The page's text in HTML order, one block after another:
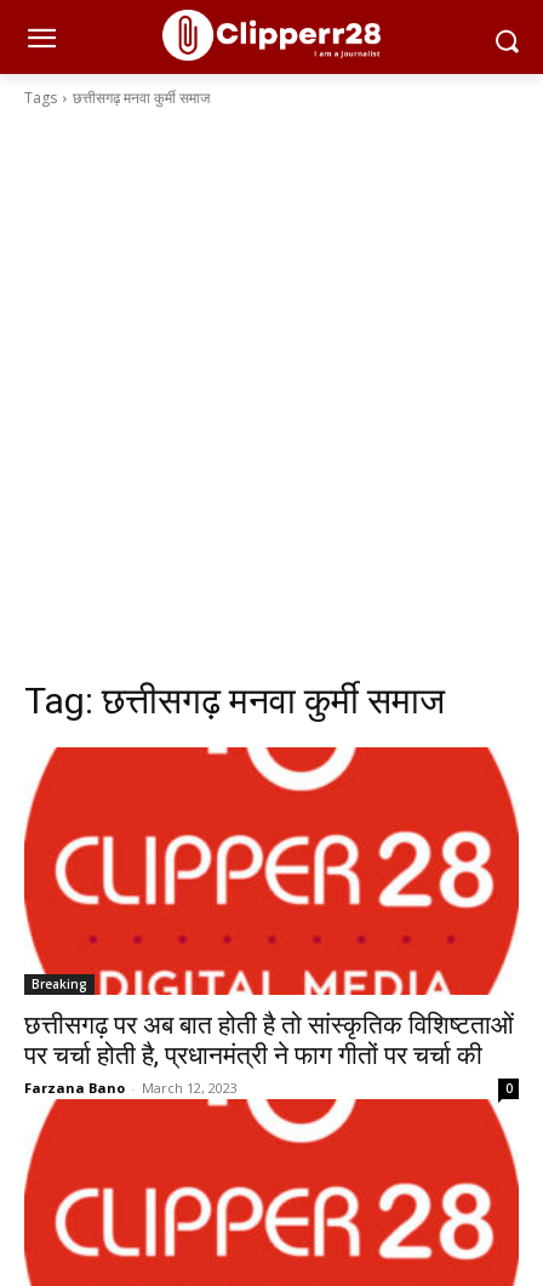
Tags छत्तीसगढ़ मनवा कुर्मी समाज
Tag:छत्तीसगढ़ मनवा कुर्मी समाज
Breaking
छत्तीसगढ़ पर अब बात होती है तो सांस्कृतिक विशिष्टताओं
पर चर्चा होती है, प्रधानमंत्री ने फाग गीतों पर चर्चा की
Farzana Bano - March 12, 2023 0